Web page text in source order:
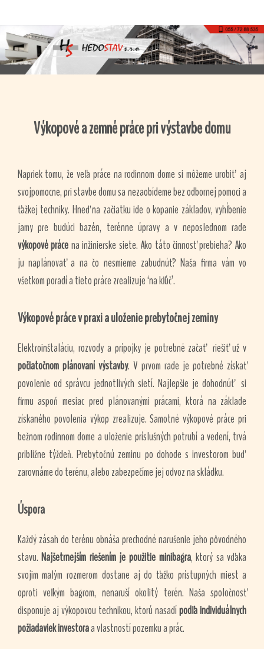
Výkopové a zemné práce pri výstavbe domu
Napriek tomu, že veľa práce na rodinnom dome si môžeme urobiť aj
svojpomocne, pri stavbe domu sa nezaobídeme bez odbornej pomoci a
ťažkej techniky. Hneď na začiatku ide o kopanie základov, vyhĺbenie
jamy pre budúci bazén, terénne úpravy a v neposlednom rade
výkopové prácena inžinierske siete. Ako táto činnosť prebieha? Ako
ju naplánovať a na čo nesmieme zabudnúť? Naša firma vám vo
všetkom poradí a tieto práce zrealizuje ‘na kľúč’.
Výkopové práce v praxi a uloženie prebytočnej zeminy
Elektroinštaláciu, rozvody a prípojky je potrebné začať riešiť už v
počiatočnom plánovaní výstavby. V prvom rade je potrebné získať
povolenie od správcu jednotlivých sietí. Najlepšie je dohodnúť si
firmu aspoň mesiac pred plánovanými prácami, ktorá na základe
získaného povolenia výkop zrealizuje. Samotné výkopové práce pri
bežnom rodinnom dome a uloženie príslušných potrubí a vedení, trvá
približne týždeň. Prebytočnú zeminu po dohode s investorom buď
zarovnáme do terénu, alebo zabezpečíme jej odvoz na skládku.
Úspora
Každý zásah do terénu obnáša prechodné narušenie jeho pôvodného
stavu.Najšetrnejším riešením je použitie minibagra, ktorý sa vďaka
svojim malým rozmerom dostane aj do ťažko prístupných miest a
oproti veľkým bagrom, nenaruší okolitý terén. Naša spoločnosť
disponuje aj výkopovou technikou, ktorú nasadípodľa individuálnych
požiadaviek investoraa vlastností pozemku a prác.